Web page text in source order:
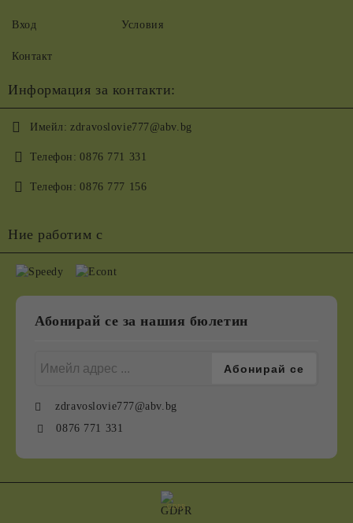
Вход
Контакт
Условия
Информация за контакти:
Имейл: zdravoslovie777@abv.bg
Телефон: 0876 771 331
Телефон: 0876 777 156
Ние работим с
Абонирай се за нашия бюлетин
zdravoslovie777@abv.bg
0876 771 331
GDPR